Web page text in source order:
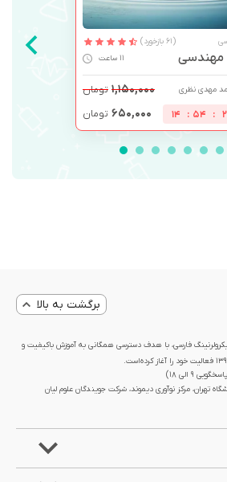
(61 بازخورد)
مهندسی 11 ساعت
مهدی نظری ۱,۱۵۰,۰۰۰ تومان
:
54
:
14 ۶۵۰,۰۰۰ تومان
برگشت به بالا
فارسی، با هدف دسترسی همگانی به آموزش باکیفیت و
تهران، مرکز نوآوری دیموند، شرکت جویندگان علوم لیان